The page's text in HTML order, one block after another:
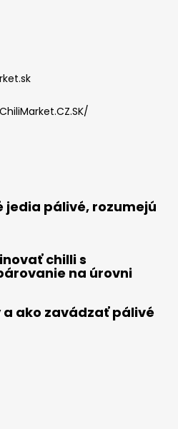
jedia pálivé, rozumejú
chilli s
na úrovni
a ako zavádzať pálivé